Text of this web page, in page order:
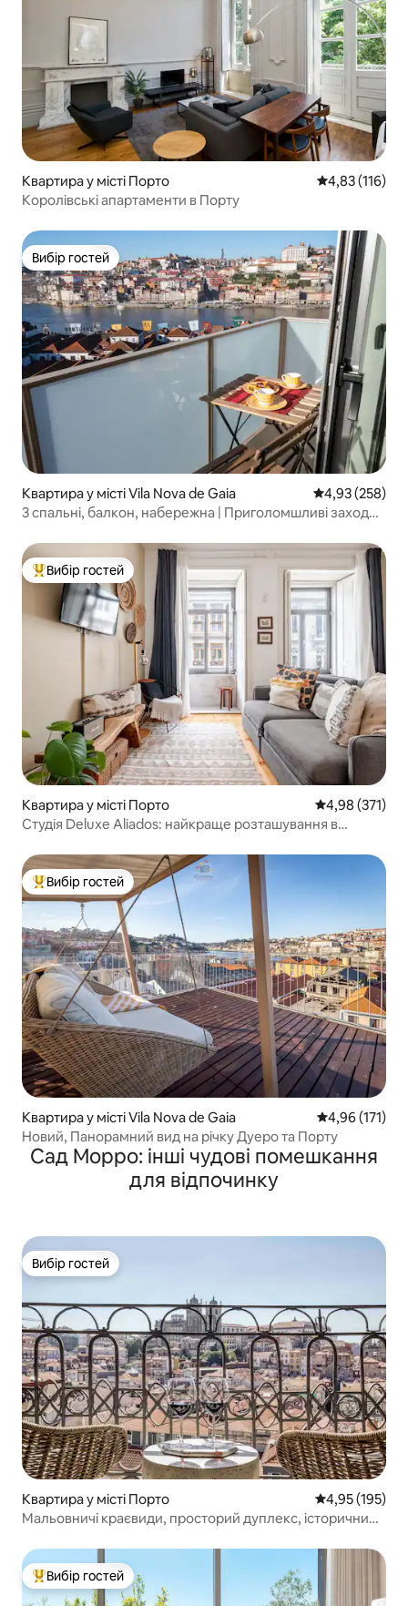
Квартира у місті Порто Середня
4,83 (116)
Королівські апартаменти в Порту
Вибір гостей
Вибір гостей
Квартира у місті Vila Nova de Gaia Середня
4,93 (258)
3 спальні, балкон, набережна | Приголомшливі заходи
Топ вибір гостей
Вибір гостей
Квартира у місті Порто Середня
4,98 (371)
Студія Deluxe Aliados: найкраще розташування в
Топ вибір гостей
Вибір гостей
Квартира у місті Vila Nova de Gaia Середня
4,96 (171)
Новий, Панорамний вид на річку Дуеро та Порту
Сад Морро: інші чудові помешкання
для відпочинку
Вибір гостей
Вибір гостей
Квартира у місті Порто Середня
4,95 (195)
Мальовничі краєвиди, просторий дуплекс, історичний
Топ вибір гостей
Вибір гостей